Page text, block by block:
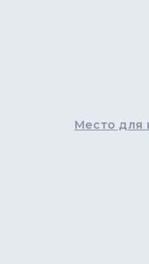
Место для